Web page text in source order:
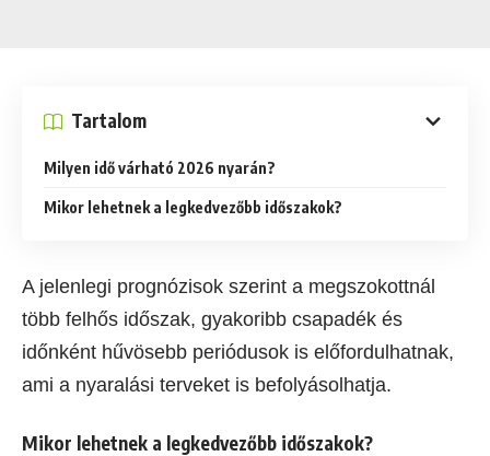
Tartalom
Milyen idő várható 2026 nyarán?
Mikor lehetnek a legkedvezőbb időszakok?
A jelenlegi prognózisok szerint a megszokottnál
több felhős időszak, gyakoribb csapadék és
időnként hűvösebb periódusok is előfordulhatnak,
ami a nyaralási terveket is befolyásolhatja.
Mikor lehetnek a legkedvezőbb időszakok?